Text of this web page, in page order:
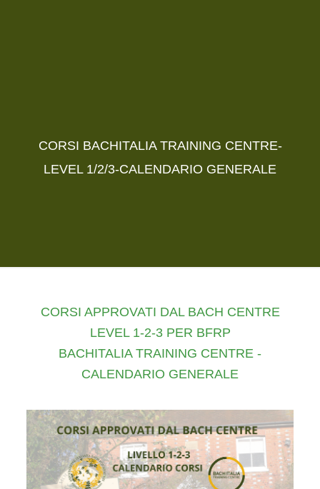
CORSI BACHITALIA TRAINING CENTRE-
LEVEL 1/2/3-CALENDARIO GENERALE
CORSI APPROVATI DAL BACH CENTRE
LEVEL 1-2-3 PER BFRP
BACHITALIA TRAINING CENTRE -
CALENDARIO GENERALE